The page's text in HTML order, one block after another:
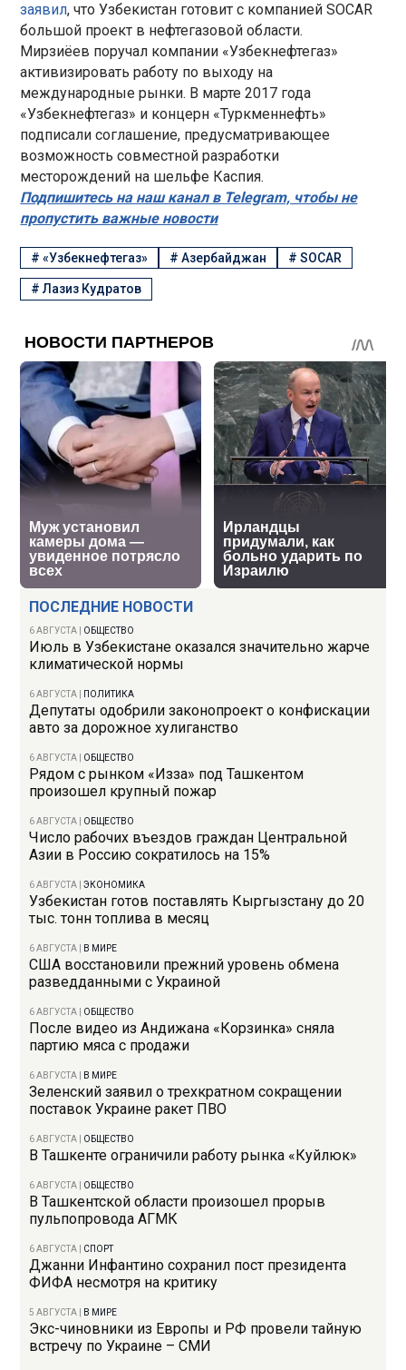
ПОСЛЕДНИЕ НОВОСТИ
6 АВГУСТА ОБЩЕСТВО
Июль в Узбекистане оказался значительно жарче
климатической нормы
6 АВГУСТА ПОЛИТИКА
Депутаты одобрили законопроект о конфискации
авто за дорожное хулиганство
6 АВГУСТА ОБЩЕСТВО
Рядом с рынком «Изза» под Ташкентом
произошел крупный пожар
6 АВГУСТА ОБЩЕСТВО
Число рабочих въездов граждан Центральной
Азии в Россию сократилось на 15%
6 АВГУСТА |ЭКОНОМИКА
Узбекистан готов поставлять Кыргызстану до 20
тыс. тонн топлива в месяц
6 АВГУСТА В МИРЕ
США восстановили прежний уровень обмена
разведданными с Украиной
6 АВГУСТА ОБЩЕСТВО
После видео из Андижана «Корзинка» сняла
партию мяса с продажи
6 АВГУСТА В МИРЕ
Зеленский заявил о трехкратном сокращении
поставок Украине ракет ПВО
6 АВГУСТА ОБЩЕСТВО
В Ташкенте ограничили работу рынка «Куйлюк»
6 АВГУСТА ОБЩЕСТВО
В Ташкентской области произошел прорыв
пульпопровода АГМК
6 АВГУСТА СПОРТ
Джанни Инфантино сохранил пост президента
ФИФА несмотря на критику
5 АВГУСТА В МИРЕ
Экс-чиновники из Европы и РФ провели тайную
встречу по Украине – СМИ
заявил, что Узбекистан готовит с компанией SOCAR
большой проект в нефтегазовой области.
Мирзиёев поручал компании «Узбекнефтегаз»
активизировать работу по выходу на
международные рынки. В марте 2017 года
«Узбекнефтегаз» и концерн «Туркменнефть»
подписали соглашение, предусматривающее
возможность совместной разработки
месторождений на шельфе Каспия.
Подпишитесь на наш канал в Telegram, чтобы не
пропустить важные новости
#«Узбекнефтегаз» #Азербайджан # SOCAR
#Лазиз Кудратов